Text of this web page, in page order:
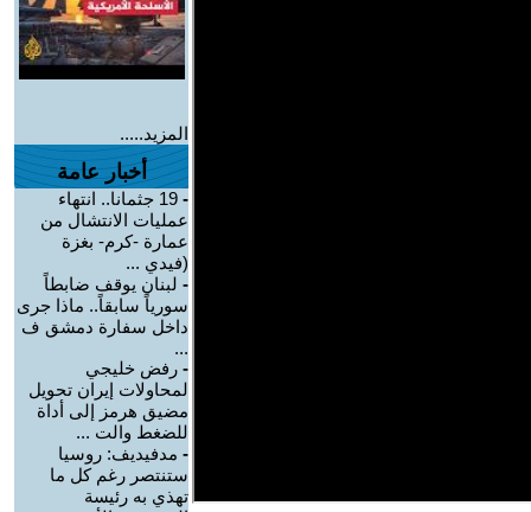
المزيد.....
أخبار عامة
-
19 جثمانا.. انتهاء
عمليات الانتشال من
عمارة -كرم- بغزة
(فيدي ...
- لبنان يوقف ضابطاً
سورياً سابقاً.. ماذا جرى
داخل سفارة دمشق ف
...
- رفض خليجي
لمحاولات إيران تحويل
مضيق هرمز إلى أداة
للضغط والت ...
- مدفيديف: روسيا
ستنتصر رغم كل ما
تهذي به رئيسة